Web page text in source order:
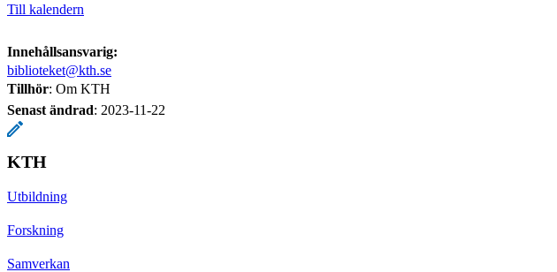
Till kalendern
Innehållsansvarig:
biblioteket@kth.se
Tillhör: Om KTH
Senast ändrad: 2023-11-22
KTH
Utbildning
Forskning
Samverkan